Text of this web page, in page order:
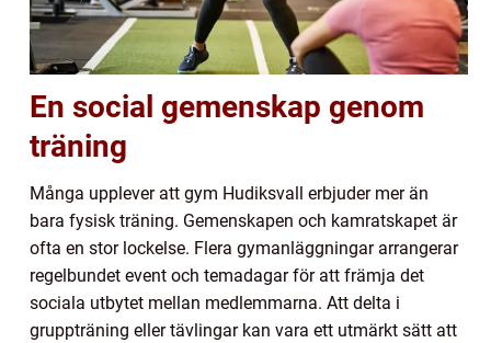
En social gemenskap genom
träning
Många upplever att gym Hudiksvall erbjuder mer än
bara fysisk träning. Gemenskapen och kamratskapet är
ofta en stor lockelse. Flera gymanläggningar arrangerar
regelbundet event och temadagar för att främja det
sociala utbytet mellan medlemmarna. Att delta i
gruppträning eller tävlingar kan vara ett utmärkt sätt att